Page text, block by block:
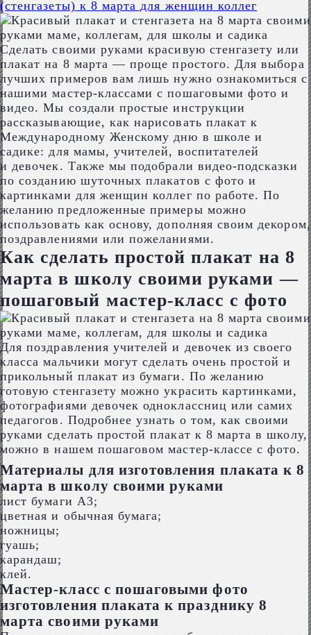
(стенгазеты) к 8 марта для женщин коллег
Сделать своими руками красивую стенгазету или
плакат на 8 марта — проще простого. Для выбора
лучших примеров вам лишь нужно ознакомиться с
нашими мастер-классами с пошаговыми фото и
видео. Мы создали простые инструкции
рассказывающие, как нарисовать плакат к
Международному Женскому дню в школе и
садике: для мамы, учителей, воспитателей
и девочек. Также мы подобрали видео-подсказки
по созданию шуточных плакатов с фото и
картинками для женщин коллег по работе. По
желанию предложенные примеры можно
использовать как основу, дополняя своим декором,
поздравлениями или пожеланиями.
Как сделать простой плакат на 8
марта в школу своими руками —
пошаговый мастер-класс с фото
Для поздравления учителей и девочек из своего
класса мальчики могут сделать очень простой и
прикольный плакат из бумаги. По желанию
готовую стенгазету можно украсить картинками,
фотографиями девочек одноклассниц или самих
педагогов. Подробнее узнать о том, как своими
руками сделать простой плакат к 8 марта в школу,
можно в нашем пошаговом мастер-классе с фото.
Материалы для изготовления плаката к 8
марта в школу своими руками
лист бумаги А3;
цветная и обычная бумага;
ножницы;
гуашь;
карандаш;
клей.
Мастер-класс с пошаговыми фото
изготовления плаката к празднику 8
марта своими руками